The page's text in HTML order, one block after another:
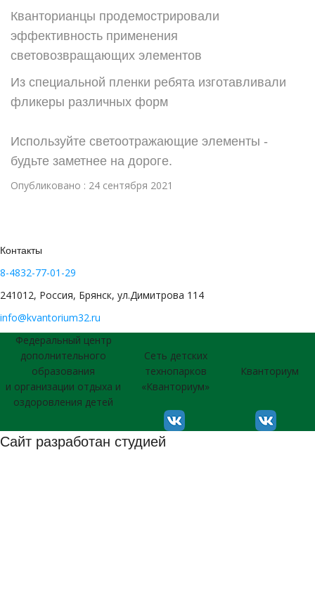
Кванторианцы продемострировали
эффективность применения
световозвращающих элементов
Из специальной пленки ребята изготавливали
фликеры различных форм
Используйте светоотражающие элементы -
будьте заметнее на дороге.
Опубликовано : 24 сентября 2021
Контакты
8-4832-77-01-29
241012, Россия, Брянск, ул.Димитрова 114
info@kvantorium32.ru
Федеральный центр
дополнительного
образования
и организации отдыха и
оздоровления детей
Сеть детских
технопарков
«Кванториум»
Кванториум
Сайт разработан студией